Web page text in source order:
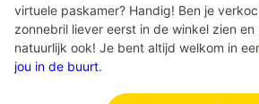
virtuele paskamer? Handig! Ben je
zonnebril liever eerst in de winkel zien en
natuurlijk ook! Je bent altijd welkom in
jou in de buurt.